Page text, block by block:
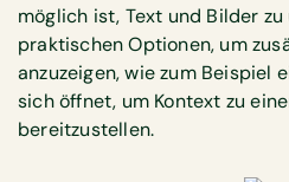
möglich ist, Text und Bilder
praktischen Optionen, um
anzuzeigen, wie zum Beispiel
sich öffnet, um Kontext zu
bereitzustellen.